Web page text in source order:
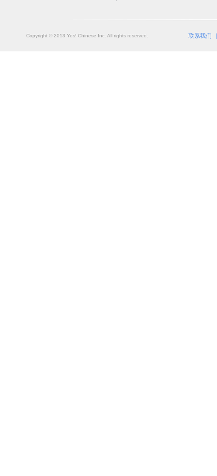
Copyright © 2013 Yes! Chinese Inc. All rights reserved. 联系我们